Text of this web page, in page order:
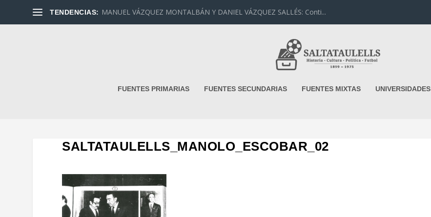
TENDENCIAS: MANUEL VÁZQUEZ MONTALBÁN Y DANIEL VÁZQUEZ SALLÉS: Conti...
FUENTES PRIMARIAS FUENTES SECUNDARIAS FUENTES MIXTAS UNIVERSIDADES
SALTATAULELLS_MANOLO_ESCOBAR_02